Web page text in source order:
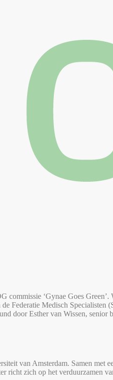
‘Gynae Goes Green’.
Federatie Medisch Specialisten
door Esther van Wissen, senior
van Amsterdam. Samen met
richt zich op het verduurzamen